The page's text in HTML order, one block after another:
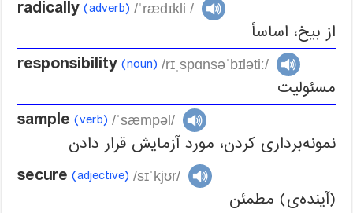
radically (adverb) /ˈrædɪkliː/
از بیخ، اساساً
responsibility (noun) /rɪˌspɑnsəˈbɪlətiː/
مسئولیت
sample (verb) /ˈsæmpəl/
نمونه‌برداری کردن، مورد آزمایش قرار دادن
secure (adjective) /sɪˈkjʊr/
(آینده‌ی) مطمئن